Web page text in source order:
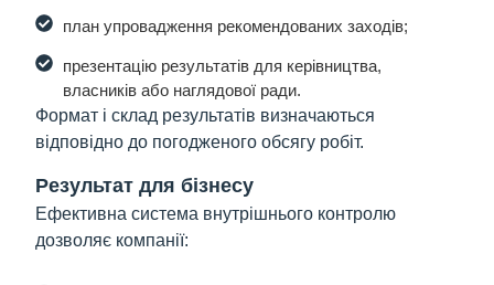
план упровадження рекомендованих заходів;
презентацію результатів для керівництва,
власників або наглядової ради.
Формат і склад результатів визначаються
відповідно до погодженого обсягу робіт.
Результат для бізнесу
Ефективна система внутрішнього контролю
дозволяє компанії: